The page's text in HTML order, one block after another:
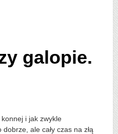
galopie.
i jak zwykle
ale cały czas na złą